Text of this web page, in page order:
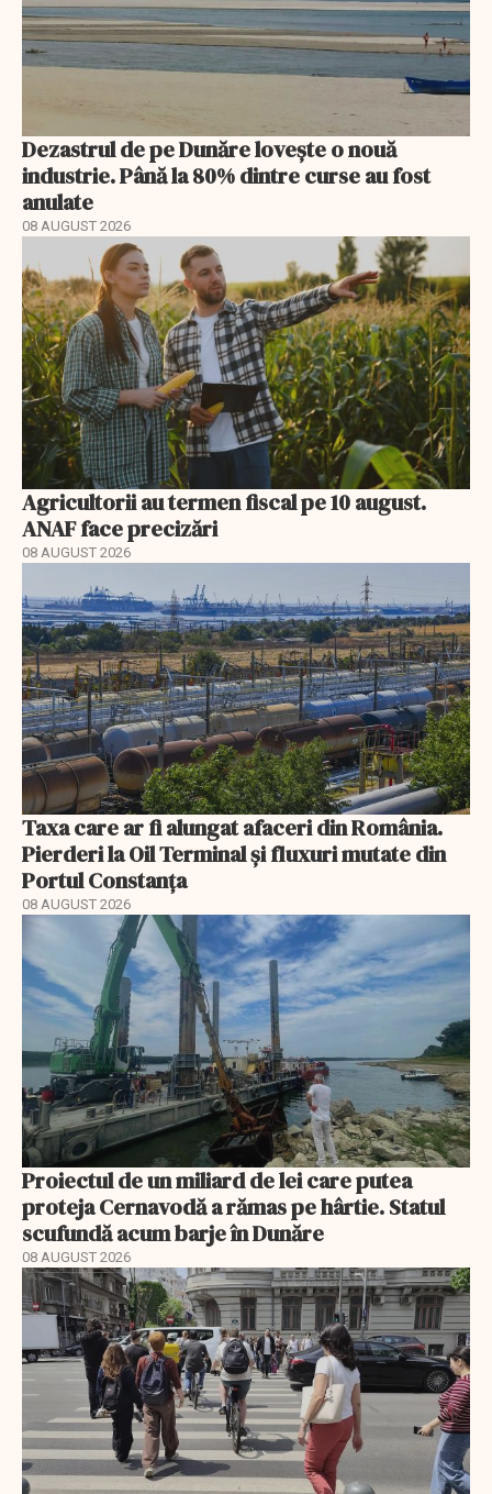
Dezastrul de pe Dunăre lovește o nouă
industrie. Până la 80% dintre curse au fost
anulate
08 AUGUST 2026
Agricultorii au termen fiscal pe 10 august.
ANAF face precizări
08 AUGUST 2026
Taxa care ar fi alungat afaceri din România.
Pierderi la Oil Terminal și fluxuri mutate din
Portul Constanța
08 AUGUST 2026
Proiectul de un miliard de lei care putea
proteja Cernavodă a rămas pe hârtie. Statul
scufundă acum barje în Dunăre
08 AUGUST 2026